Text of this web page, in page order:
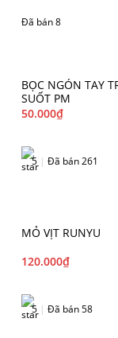
Đã bán 8
BỌC NGÓN TAY
SUỐT PM
50.000₫
5 | Đã bán 261
MỎ VỊT RUNYU
120.000₫
5 | Đã bán 58